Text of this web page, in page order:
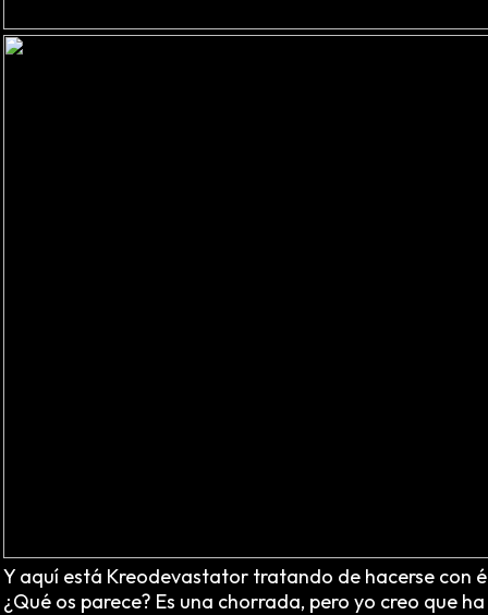
Y aquí está Kreodevastator tratando de hacerse con
¿Qué os parece? Es una chorrada, pero yo creo que